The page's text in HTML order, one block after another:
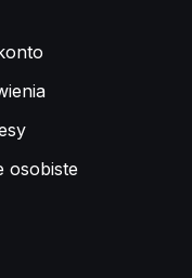
osobiste